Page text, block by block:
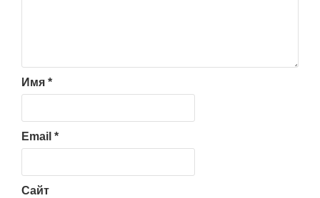
Имя *
Email *
Сайт